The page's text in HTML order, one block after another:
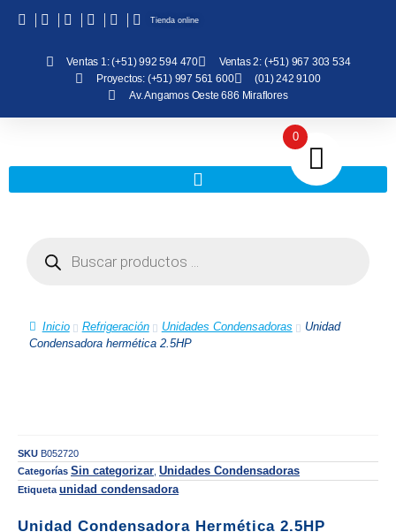
Ventas 1: (+51) 992 594 470
Ventas 2: (+51) 967 303 534
Proyectos: (+51) 997 561 600
(01) 242 9100
Av. Angamos Oeste 686 Miraflores
Tienda online
Inicio Refrigeración Unidades Condensadoras
Unidad
Condensadora hermética 2.5HP
SKU B052720
Categorías Sin categorizar Unidades Condensadoras
Etiqueta unidad condensadora
Unidad Condensadora Hermética 2.5HP
0